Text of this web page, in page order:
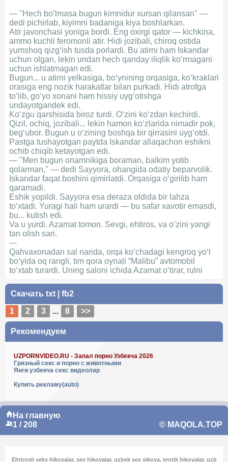
— "Hech bo‘lmasa bugun kimnidur xursan qilansan" —
dedi pichirlab, kiyimni badaniga kiya boshlarkan.
Atir javonchasi yoniga bordi. Eng oxirgi qator — kichkina,
ammo kuchli feromonli atir. Hidi jozibali, chiroq ostida
yumshoq qizg‘ish tusda porlardi. Bu atirni ham Iskandar
uchun olgan, lekin undan hech qanday iliqlik ko‘rmagani
uchun ishlatmagan edi.
Bugun... u atirni yelkasiga, bo‘ynining orqasiga, ko‘kraklari
orasiga eng nozik harakatlar bilan purkadi. Hidi atrofga
to‘lib, go‘yo xonani ham hissiy uyg‘otishga
undayotgandek edi.
Ko‘zgu qarshisida biroz turdi. O‘zini ko‘zdan kechirdi.
Qizil, ochiq, jozibali... lekin hamon ko‘zlarida nimadir pok,
beg‘ubor. Bugun u o‘zining boshqa bir qirrasini uyg‘otdi.
Pastga tushayotgan paytda Iskandar allaqachon eshikni
ochib chiqib ketayotgan edi.
— "Men bugun onamnikiga boraman, balkim yotib
qolarman," — dedi Sayyora, ohangida odatiy beparvolik.
Iskandar faqat boshini qimirlatdi. Orqasiga o‘girilib ham
qaramadi.
Eshik yopildi. Sayyora esa deraza oldida bir lahza
to‘xtadi. Yuragi hali ham urardi — bu safar xavotir emasdi,
bu... kutish edi.
Va u yurdi. Azamat tomon. Sevgi, ehtiros, va o‘zini yangi
tan olish sari.
---
Qahvaxonadan sal narida, orqa ko‘chadagi kengroq yo‘l
bo‘yida oq rangli, tim qora oynali “Malibu” avtomobil
to‘xtab turardi. Uning saloni ichida Azamat o‘tirar, rulni
Скачать txt
fb2
1
2 3 ... 8 >>
Рекомендуем
UZPORNVIDEO.RU - Запал порно Узбекча 2026
Грязный секс и порно с животными
Янги узбекча секс видеолар
Купить рекламу(auto)
На главную
1 / 208
© MAQOLA.TOP
Ehtirosli seks hikoyalar, sex hikoyalar, uzbek sex xikoya, erotik hikoyalar, uzb